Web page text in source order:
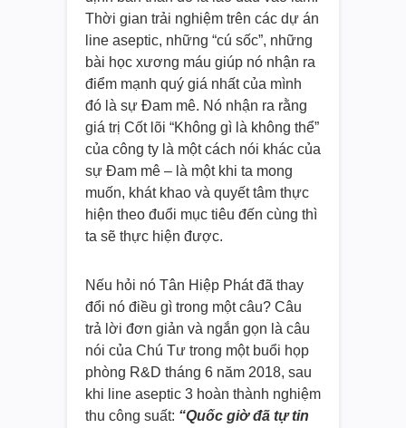
Thời gian trải nghiệm trên các dự án
line aseptic, những “cú sốc”, những
bài học xương máu giúp nó nhận ra
điểm mạnh quý giá nhất của mình
đó là sự Đam mê. Nó nhận ra rằng
giá trị Cốt lõi “Không gì là không thể”
của công ty là một cách nói khác của
sự Đam mê – là một khi ta mong
muốn, khát khao và quyết tâm thực
hiện theo đuổi mục tiêu đến cùng thì
ta sẽ thực hiện được.
Nếu hỏi nó Tân Hiệp Phát đã thay
đổi nó điều gì trong một câu? Câu
trả lời đơn giản và ngắn gọn là câu
nói của Chú Tư trong một buổi họp
phòng R&D tháng 6 năm 2018, sau
khi line aseptic 3 hoàn thành nghiệm
thu công suất: “Quốc giờ đã tự tin